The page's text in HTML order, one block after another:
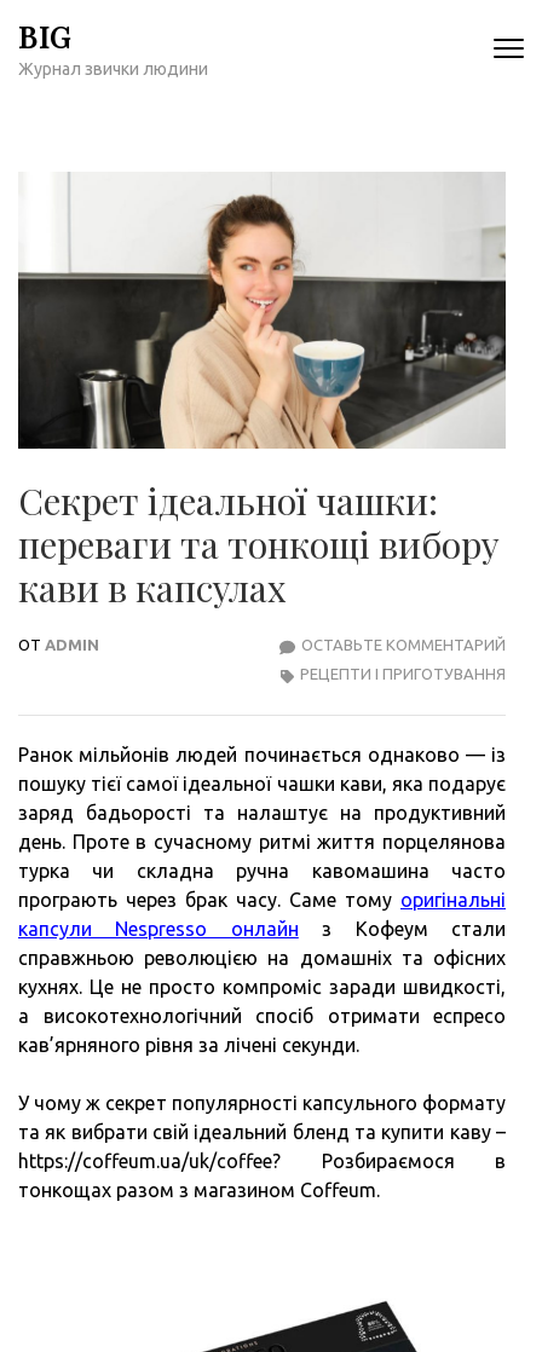
содержимому
BIG
Журнал звички людини
Секрет ідеальної чашки:
переваги та тонкощі вибору
кави в капсулах
ОТ ADMIN ОСТАВЬТЕ КОММЕНТАРИЙ
РЕЦЕПТИ І ПРИГОТУВАННЯ
Ранок мільйонів людей починається однаково — із
пошуку тієї самої ідеальної чашки кави, яка подарує
заряд бадьорості та налаштує на продуктивний
день. Проте в сучасному ритмі життя порцелянова
турка чи складна ручна кавомашина часто
програють через брак часу. Саме тому оригінальні
капсули Nespresso онлайн з Кофеум стали
справжньою революцією на домашніх та офісних
кухнях. Це не просто компроміс заради швидкості,
а високотехнологічний спосіб отримати еспресо
кав’ярняного рівня за лічені секунди.
У чому ж секрет популярності капсульного формату
та як вибрати свій ідеальний бленд та купити каву –
https://coffeum.ua/uk/coffee? Розбираємося в
тонкощах разом з магазином Coffeum.